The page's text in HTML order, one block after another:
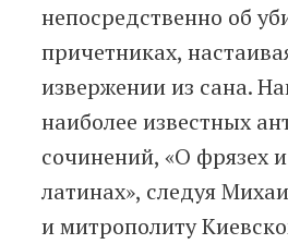
непосредственно об
причетниках,
извержении из сана.
наиболее известных
сочинений, «О фрязех
латинах», следуя
и митрополиту